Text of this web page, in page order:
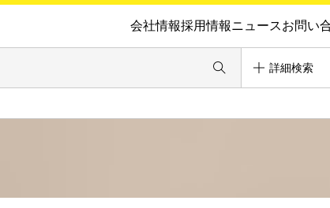
会社情報採用情報ニュースお問い
詳細検索